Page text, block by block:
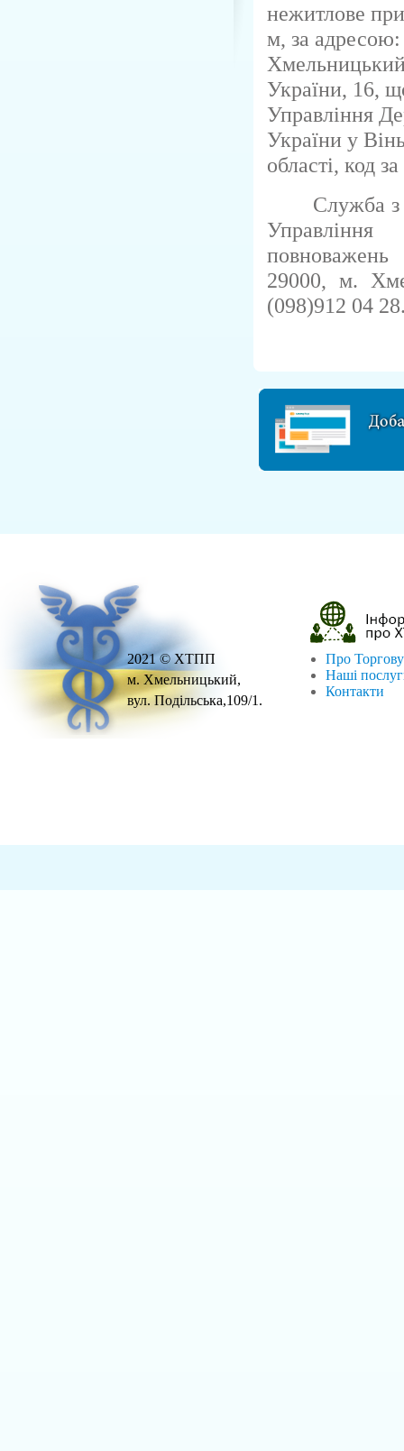
нежитлове
м, за
Хмельницький
України, 16,
Управління
України у
області, код
Служба з
29000, м.
(098)912 04
2021 © ХТПП
м. Хмельницький,
вул. Подільська,109/1.
Про
Наші
Контакти